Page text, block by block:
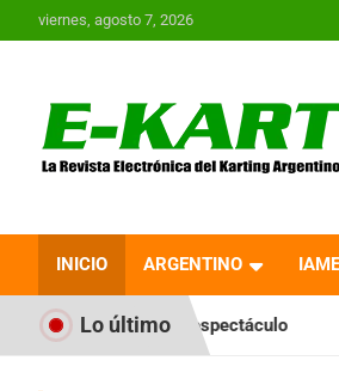
al
viernes, agosto 7, 2026
Revista
Karting en
INICIO ARGENTINO
Lo últimoAKPS: Intervino la IGJ y